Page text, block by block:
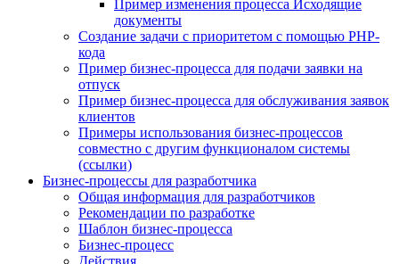
Пример изменения процесса Исходящие
документы
Создание задачи с приоритетом с помощью PHP-
кода
Пример бизнес-процесса для подачи заявки на
отпуск
Пример бизнес-процесса для обслуживания заявок
клиентов
Примеры использования бизнес-процессов
совместно с другим функционалом системы
(ссылки)
Бизнес-процессы для разработчика
Общая информация для разработчиков
Рекомендации по разработке
Шаблон бизнес-процесса
Бизнес-процесс
Действия